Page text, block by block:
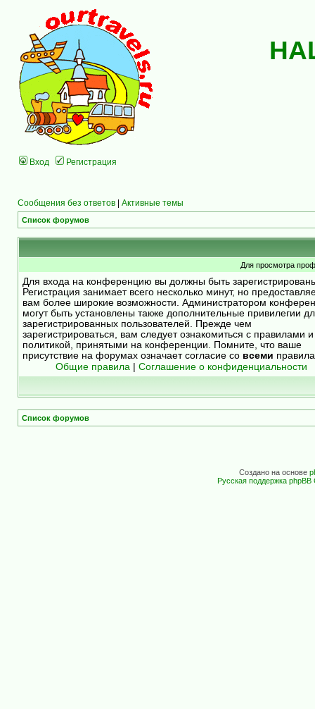
Вход Регистрация
Сообщения без ответов | Активные темы
Список форумов
Для просмотра
Для входа на конференцию вы должны быть
Регистрация занимает всего несколько минут, но
вам более широкие возможности. Администратором
могут быть установлены также дополнительные привилегии
зарегистрированных пользователей. Прежде чем
зарегистрироваться, вам следует ознакомиться с правилами и
политикой, принятыми на конференции. Помните, что ваше
присутствие на форумах означает согласие со всеми
Общие правила
Соглашение о конфиденциальности
Список форумов
Создано на основе
Русская поддержка phpBB